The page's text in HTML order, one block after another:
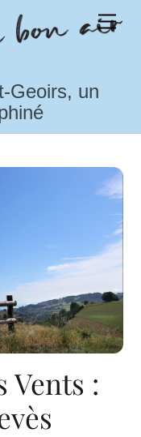
Geoirs, un
Vents :